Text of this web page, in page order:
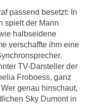
passend besetzt: In
spielt der Mann
halbseidene
verschaffte ihm eine
TV-Darsteller der
Froboess, ganz
genau hinschaut,
Sky Dumont in